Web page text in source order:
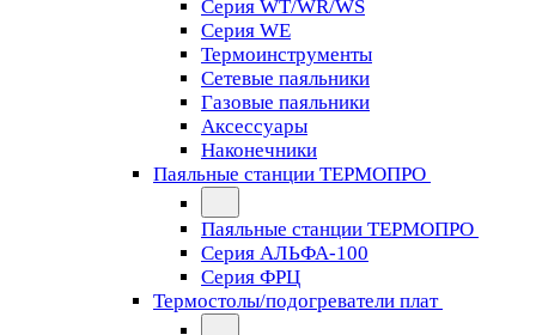
Серия WT/WR/WS
Серия WE
Термоинструменты
Сетевые паяльники
Газовые паяльники
Аксессуары
Наконечники
Паяльные станции ТЕРМОПРО
Паяльные станции ТЕРМОПРО
Серия АЛЬФА-100
Серия ФРЦ
Термостолы/подогреватели плат